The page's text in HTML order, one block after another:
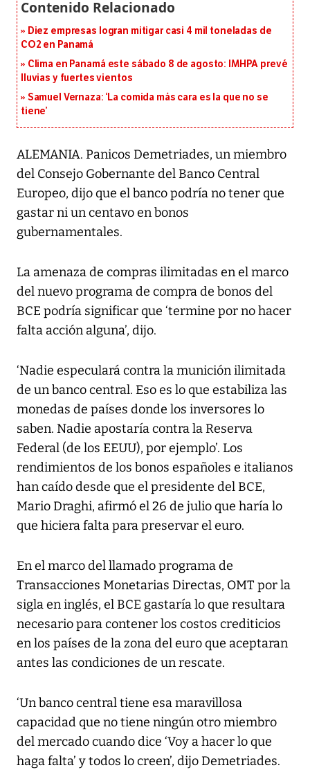
Diez empresas logran mitigar casi 4 mil toneladas de
CO2 en Panamá
Clima en Panamá este sábado 8 de agosto: IMHPA prevé
lluvias y fuertes vientos
Samuel Vernaza: ‘La comida más cara es la que no se
tiene’
ALEMANIA. Panicos Demetriades, un miembro
del Consejo Gobernante del Banco Central
Europeo, dijo que el banco podría no tener que
gastar ni un centavo en bonos
gubernamentales.
La amenaza de compras ilimitadas en el marco
del nuevo programa de compra de bonos del
BCE podría significar que ‘termine por no hacer
falta acción alguna’, dijo.
‘Nadie especulará contra la munición ilimitada
de un banco central. Eso es lo que estabiliza las
monedas de países donde los inversores lo
saben. Nadie apostaría contra la Reserva
Federal (de los EEUU), por ejemplo’. Los
rendimientos de los bonos españoles e italianos
han caído desde que el presidente del BCE,
Mario Draghi, afirmó el 26 de julio que haría lo
que hiciera falta para preservar el euro.
En el marco del llamado programa de
Transacciones Monetarias Directas, OMT por la
sigla en inglés, el BCE gastaría lo que resultara
necesario para contener los costos crediticios
en los países de la zona del euro que aceptaran
antes las condiciones de un rescate.
‘Un banco central tiene esa maravillosa
capacidad que no tiene ningún otro miembro
del mercado cuando dice ‘Voy a hacer lo que
haga falta’ y todos lo creen’, dijo Demetriades.